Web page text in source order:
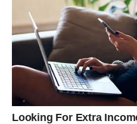
Ako ste sami – ovo je dan
pojavljuje.
Danas se ruši sve ono što
Strelac